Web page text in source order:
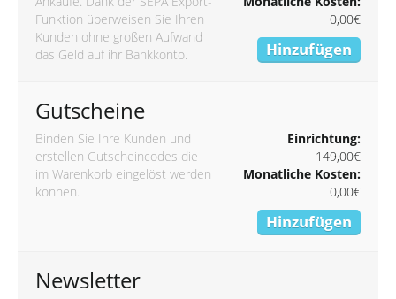
Funktion überweisen Sie Ihren
Kunden ohne großen Aufwand
das Geld auf ihr Bankkonto.
0,00€
Hinzufügen
Gutscheine
Binden Sie Ihre Kunden und
erstellen Gutscheincodes die
im Warenkorb eingelöst werden
können.
Einrichtung:
149,00€
Monatliche Kosten:
0,00€
Hinzufügen
Newsletter